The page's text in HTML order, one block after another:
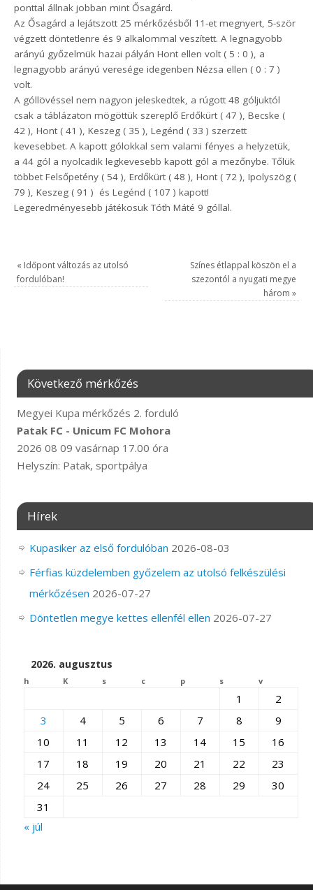
ponttal állnak jobban mint Ősagárd.
Az Ősagárd a lejátszott 25 mérkőzésből 11-et megnyert, 5-ször
végzett döntetlenre és 9 alkalommal veszített. A legnagyobb
arányú győzelmük hazai pályán Hont ellen volt ( 5 : 0 ), a
legnagyobb arányú veresége idegenben Nézsa ellen ( 0 : 7 )
volt.
A góllövéssel nem nagyon jeleskedtek, a rúgott 48 góljuktól
csak a táblázaton mögöttük szereplő Erdőkürt ( 47 ), Becske (
42 ), Hont ( 41 ), Keszeg ( 35 ), Legénd ( 33 ) szerzett
kevesebbet. A kapott gólokkal sem valami fényes a helyzetük,
a 44 gól a nyolcadik legkevesebb kapott gól a mezőnybe. Tőlük
többet Felsőpetény ( 54 ), Erdőkürt ( 48 ), Hont ( 72 ), Ipolyszög (
79 ), Keszeg ( 91 ) és Legénd ( 107 ) kapott!
Legeredményesebb játékosuk Tóth Máté 9 góllal.
« Időpont változás az utolsó
fordulóban!
Színes étlappal köszön el a
szezontól a nyugati megye
három »
Következő mérkőzés
Megyei Kupa mérkőzés 2. forduló
Patak FC - Unicum FC Mohora
2026 08 09 vasárnap 17.00 óra
Helyszín: Patak, sportpálya
Hírek
Kupasiker az első fordulóban 2026-08-03
Férfias küzdelemben győzelem az utolsó felkészülési
mérkőzésen 2026-07-27
Döntetlen megye kettes ellenfél ellen 2026-07-27
2026. augusztus
h K s c p s v
1
2
3
4 5 6 7 8
9
10
11 12 13 14 15
16
17
18 19 20 21 22
23
24
25 26 27 28 29
30
31
« júl